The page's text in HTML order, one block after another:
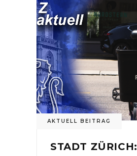
AKTUELL BEITRAG
STADT ZÜRICH: